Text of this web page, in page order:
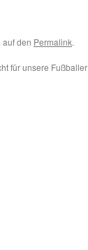
auf den Permalink.
für unsere Fußballer